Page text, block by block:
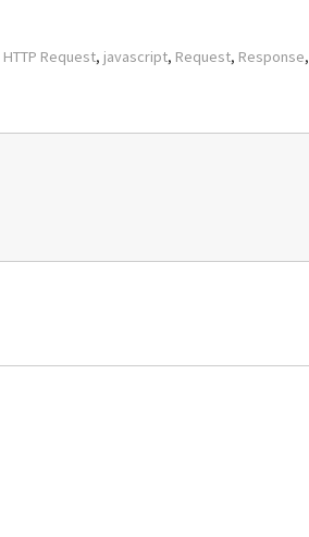
HTTP Request, javascript, Request, Response,